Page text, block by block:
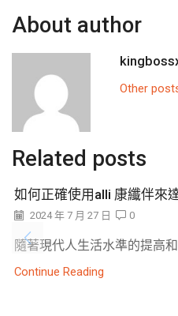
About author
Other
Related posts
如何正確使用alli 康纖伴來
2024 年 7 月 27 日 0
隨著現代人生活水準的提高
Continue Reading